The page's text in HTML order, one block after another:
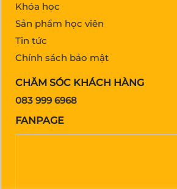
Khóa học
Sản phẩm học viên
Tin tức
Chính sách bảo mật
CHĂM SÓC KHÁCH HÀNG
083 999 6968
FANPAGE